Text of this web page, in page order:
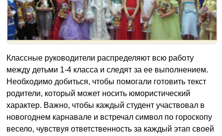
Классные руководители распределяют всю работу
между детьми 1-4 класса и следят за ее выполнением.
Необходимо добиться, чтобы помогали готовить текст
родители, который может носить юмористический
характер. Важно, чтобы каждый студент участвовал в
новогоднем карнавале и встречал символ по гороскопу
весело, чувствуя ответственность за каждый этап своей